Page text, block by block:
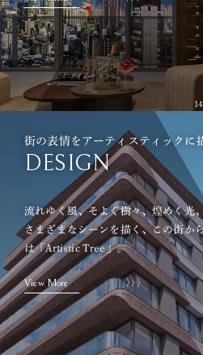
街の表情をアーティスティックに
DESIGN
流れゆく風、そよぐ樹々、煌めく光
さまざまなシーンを描く、この街か
は「Artistic Tree」。
View More